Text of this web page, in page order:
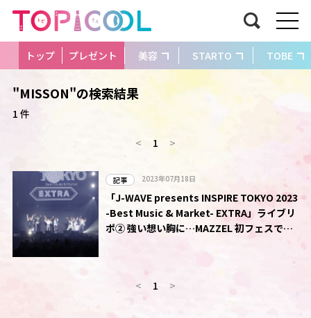
トップ プレゼント 美容 STARTO TOBE
"MISSON"の検索結果
1 件
< 1 >
記事 2023年07月18日
「J-WAVE presents INSPIRE TOKYO 2023
-Best Music & Market- EXTRA」ライブリ
ポ② 強い想い胸に…MAZZEL 初フェスで熱
< 1 >